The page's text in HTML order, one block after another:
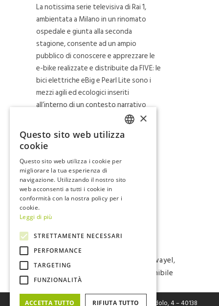
La notissima serie televisiva di Rai 1,
ambientata a Milano in un rinomato
ospedale e giunta alla seconda
stagione, consente ad un ampio
pubblico di conoscere e apprezzare le
e-bike realizzate e distribuite da FIVE: le
bici elettriche eBig e Pearl Lite sono i
mezzi agili ed ecologici inseriti
all’interno di un contesto narrativo
Una soluzione di product
aumentare la brand awareness per i
marchi Wayel e Italwin, e di associare la
loro identità a stili di vita sani, da
sempre promossi e sostenuti da FIVE.
Tags: #italwin
#sustainability
#wayel,
mobilità sostenibile
FIVE Srl– Fabbrica Italiana Veicoli Elettrici Via Cerodolo, 4 – 40138
×
Questo sito web utilizza
cookie
Questo sito web utilizza i cookie per
migliorare la tua esperienza di
navigazione. Utilizzando il nostro sito
web acconsenti a tutti i cookie in
conformità con la nostra policy per i
cookie.
Leggi di più
STRETTAMENTE NECESSARI
PERFORMANCE
TARGETING
FUNZIONALITÀ
ACCETTA TUTTO RIFIUTA TUTTO